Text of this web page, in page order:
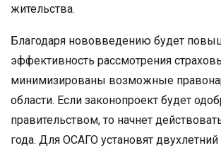
жительства.
Благодаря нововведению будет
эффективность рассмотрения
минимизированы возможные
области. Если законопроект будет
правительством, то начнет
года. Для ОСАГО установят